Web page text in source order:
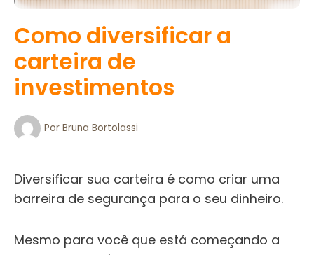
Como diversificar a
carteira de
investimentos
Por Bruna Bortolassi
Diversificar sua carteira é como criar uma
barreira de segurança para o seu dinheiro.
Mesmo para você que está começando a